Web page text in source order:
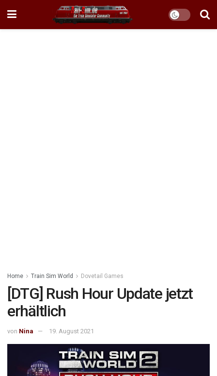
Home Train Sim World Dovetail Games
[DTG] Rush Hour Update jetzt
erhältlich
von Nina 19. August 2021